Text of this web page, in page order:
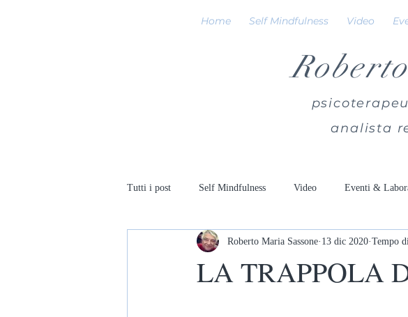
Home Self Mindfulness Video
analista
Tutti i post Self Mindfulness Video Eventi &
LA TRAPPOLA
Roberto Maria Sassone 13 dic 2020 Tempo